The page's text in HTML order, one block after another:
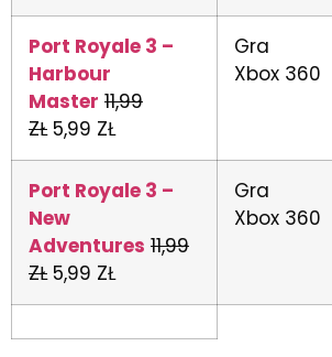
Port Royale 3 –
Harbour
Master 11,99
ZŁ5,99 ZŁ
Gra
Xbox 360
Port Royale 3 –
New
Adventures 11,99
ZŁ5,99 ZŁ
Gra
Xbox 360